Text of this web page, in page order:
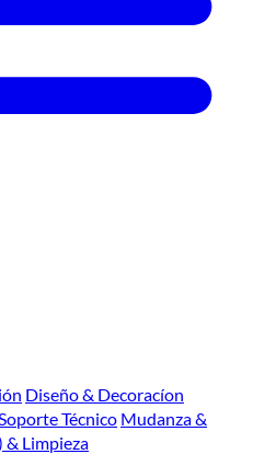
Diseño & Decoracíon
Técnico Mudanza &
Limpieza